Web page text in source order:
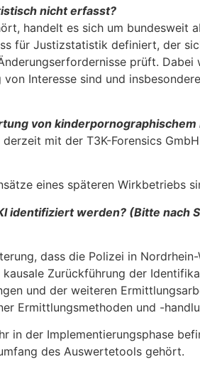
nicht erfasst?
handelt es sich um bundesweit
für Justizstatistik definiert, der
prüft.
Interesse sind und
von kin­derpornographischem
mit der T3K-Forensics
eines spä­teren Wirkbetriebs
identifiziert werden? (Bitte nach
dass die Polizei in
Zurückführung der
und der weiteren
Ermittlungsmethoden und -
der Implementierungsphase
des Auswertetools gehört.